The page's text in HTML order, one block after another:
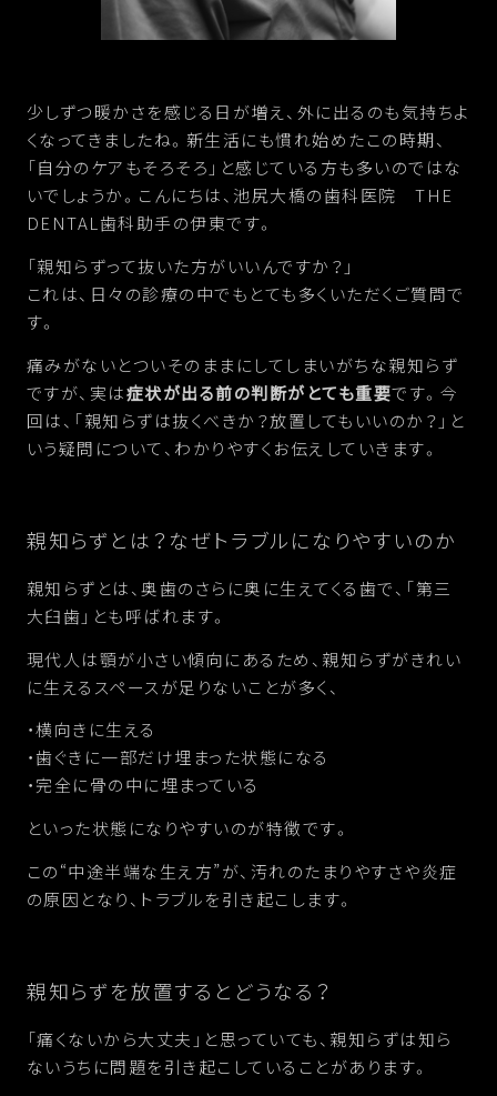
少しずつ暖かさを感じる日が増え、外に出るのも気持ちよ
くなってきましたね。新生活にも慣れ始めたこの時期、
「自分のケアもそろそろ」と感じている方も多いのではな
いでしょうか。こんにちは、池尻大橋の歯科医院 THE
DENTAL歯科助手の伊東です。
「親知らずって抜いた方がいいんですか？」
これは、日々の診療の中でもとても多くいただくご質問で
す。
痛みがないとついそのままにしてしまいがちな親知らず
ですが、実は症状が出る前の判断がとても重要です。今
回は、「親知らずは抜くべきか？放置してもいいのか？」と
いう疑問について、わかりやすくお伝えしていきます。
親知らずとは？なぜトラブルになりやすいのか
親知らずとは、奥歯のさらに奥に生えてくる歯で、「第三
大臼歯」とも呼ばれます。
現代人は顎が小さい傾向にあるため、親知らずがきれい
に生えるスペースが足りないことが多く、
・横向きに生える
・歯ぐきに一部だけ埋まった状態になる
・完全に骨の中に埋まっている
といった状態になりやすいのが特徴です。
この“中途半端な生え方”が、汚れのたまりやすさや炎症
の原因となり、トラブルを引き起こします。
親知らずを放置するとどうなる？
「痛くないから大丈夫」と思っていても、親知らずは知ら
ないうちに問題を引き起こしていることがあります。